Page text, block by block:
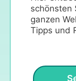
schönsten
ganzen
Tipps und